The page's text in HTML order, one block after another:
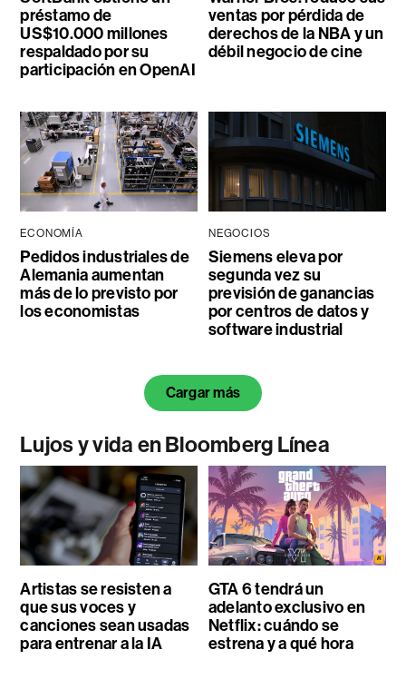
préstamo de
US$10.000 millones
respaldado por su
participación en OpenAI
ventas por pérdida de
derechos de la NBA y un
débil negocio de cine
ECONOMÍA
Pedidos industriales de
Alemania aumentan
más de lo previsto por
los economistas
NEGOCIOS
Siemens eleva por
segunda vez su
previsión de ganancias
por centros de datos y
software industrial
Cargar más
Lujos y vida en Bloomberg Línea
Artistas se resisten a
que sus voces y
canciones sean usadas
para entrenar a la IA
GTA 6 tendrá un
adelanto exclusivo en
Netflix: cuándo se
estrena y a qué hora